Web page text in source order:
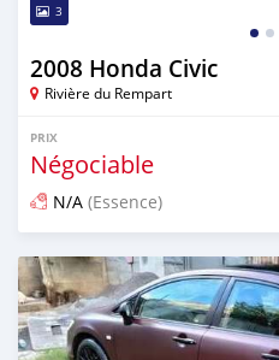
3
2008 Honda Civic
Rivière du Rempart
PRIX
Négociable
N/A (Essence)
Publié il y a environ un mois